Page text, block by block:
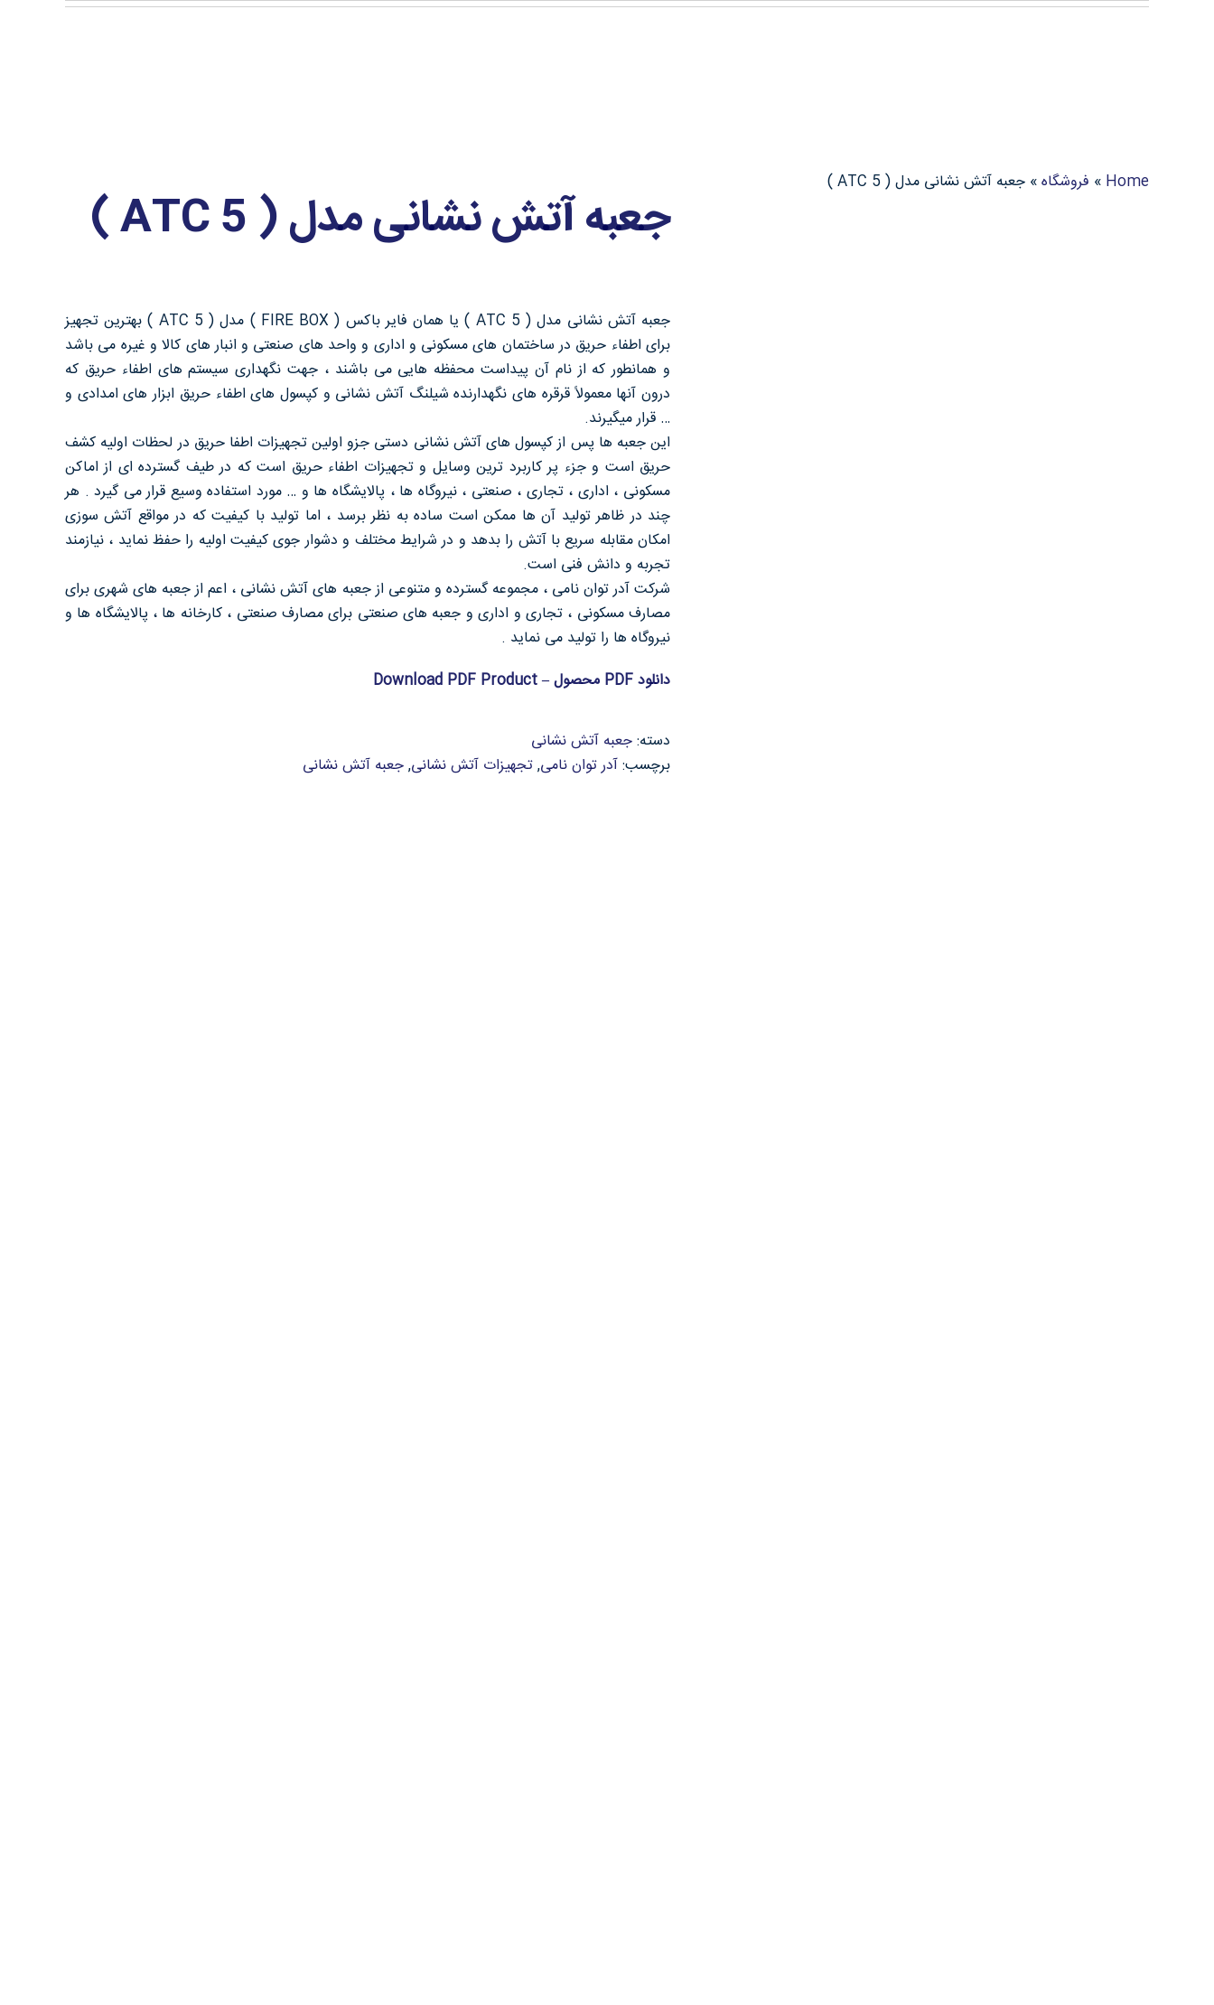
Home
» فروشگاه» جعبه آتش نشانی مدل ( ATC 5 )
جعبه آتش نشانی مدل ( ATC 5 )
جعبه آتش نشانی مدل ( ATC 5 ) یا همان فایر باکس ( FIRE BOX ) مدل ( ATC 5 ) بهترین تجهیز
برای اطفاء حریق در ساختمان های مسکونی و اداری و واحد های صنعتی و انبار های کالا و غیره می باشد
و همانطور که از نام آن پیداست محفظه هایی می باشند ، جهت نگهداری سیستم های اطفاء حریق که
درون آنها معمولاً قرقره های نگهدارنده شیلنگ آتش نشانی و کپسول های اطفاء حریق ابزار های امدادی و
… قرار میگیرند.
این جعبه ها پس از کپسول های آتش نشانی دستی جزو اولین تجهیزات اطفا حریق در لحظات اولیه کشف
حریق است و جزء پر کاربرد ترین وسایل و تجهیزات اطفاء حریق است که در طیف گسترده ای از اماکن
مسکونی ، اداری ، تجاری ، صنعتی ، نیروگاه ها ، پالایشگاه ها و … مورد استفاده وسیع قرار می گیرد . هر
چند در ظاهر تولید آن ها ممکن است ساده به نظر برسد ، اما تولید با کیفیت که در مواقع آتش سوزی
امکان مقابله سریع با آتش را بدهد و در شرایط مختلف و دشوار جوی کیفیت اولیه را حفظ نماید ، نیازمند
تجربه و دانش فنی است.
شرکت آدر توان نامی ، مجموعه گسترده و متنوعی از جعبه های آتش نشانی ، اعم از جعبه های شهری برای
مصارف مسکونی ، تجاری و اداری و جعبه های صنعتی برای مصارف صنعتی ، کارخانه ها ، پالایشگاه ها و
نیروگاه ها را تولید می نماید .
دانلود PDF محصول – Download PDF Product
دسته:جعبه آتش نشانی
برچسب:آدر توان نامی,تجهیزات آتش نشانی,جعبه آتش نشانی